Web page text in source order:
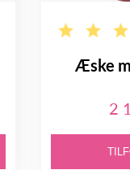
Æske
2